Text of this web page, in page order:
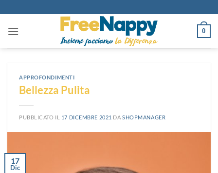
contenuti
0
APPROFONDIMENTI
Bellezza Pulita
PUBBLICATO IL 17 DICEMBRE 2021 DASHOPMANAGER
17
Dic